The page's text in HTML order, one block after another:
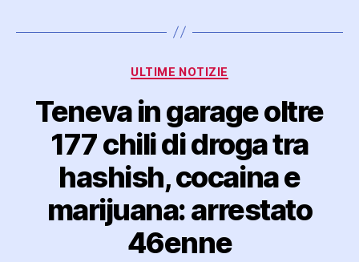
Categorie
ULTIME NOTIZIE
Teneva in garage oltre
177 chili di droga tra
hashish, cocaina e
marijuana: arrestato
46enne